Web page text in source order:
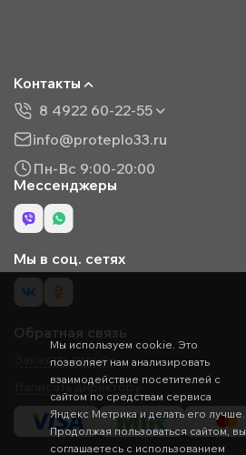
Контакты
8 4922 60-22-55
info@proteplo33.ru
Пн-Вс 9:00-20:00
Мессенджеры
Мы в соц. сетях
Обратная связь
Заказать звонок
Написать директору
Мы используем cookie. Это
позволяет нам анализировать
взаимодействие посетителей с
сайтом по средствам сервиса
Яндекс Метрика и делать его лучше.
Продолжая пользоваться сайтом, вы
соглашаетесь с использованием